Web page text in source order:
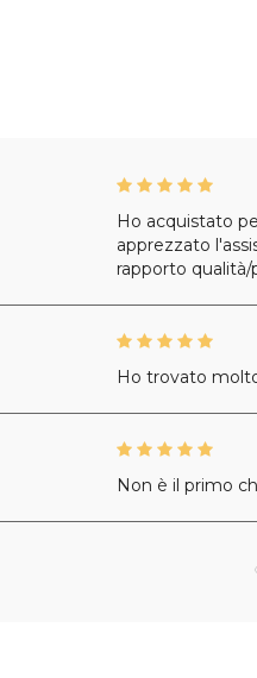
Ho acquistato
apprezzato
rapporto
Ho trovato
Non è il primo